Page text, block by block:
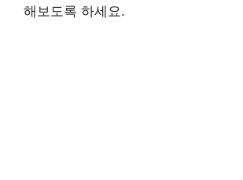
해보도록 하세요.